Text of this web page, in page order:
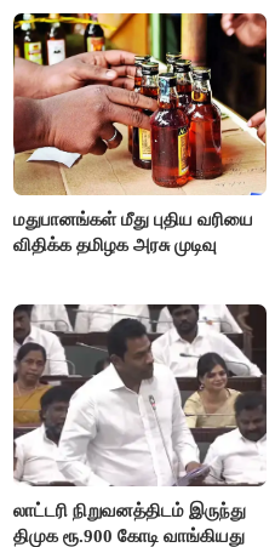
மதுபானங்கள் மீது புதிய வரியை
விதிக்க தமிழக அரசு முடிவு
லாட்டரி நிறுவனத்திடம் இருந்து
திமுக ரூ.900 கோடி வாங்கியது